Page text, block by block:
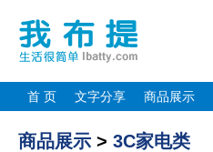
首 页 文字分享 商品展示
商品展示 > 3C家电类